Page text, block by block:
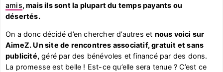
amis, mais ils sont la plupart du temps payants ou
désertés.
On a donc décidé d’en chercher d’autres et nous voici sur
AimeZ. Un site de rencontres associatif, gratuit et sans
publicité, géré par des bénévoles et financé par des dons.
La promesse est belle ! Est-ce qu’elle sera tenue ? C’est ce